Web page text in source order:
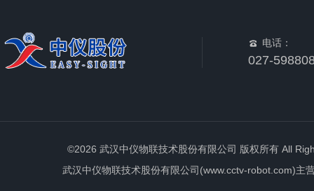
电话：
027-
©2026 武汉中仪物联技术股份有限公司 版权所有 All
武汉中仪物联技术股份有限公司(www.cctv-robot.com)主